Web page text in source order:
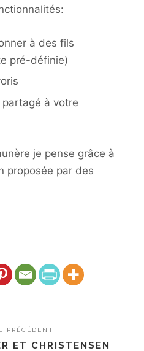
à des fils
pré-définie)
partagé à votre
je pense grâce à
proposée par des
PRÉCÉDENT
ET CHRISTENSEN